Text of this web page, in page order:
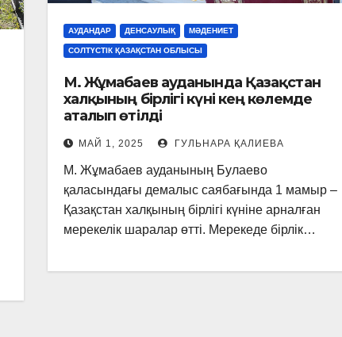
АУДАНДАР ДЕНСАУЛЫҚ МӘДЕНИЕТ
СОЛТҮСТІК ҚАЗАҚСТАН ОБЛЫСЫ
М. Жұмабаев ауданында Қазақстан
халқының бірлігі күні кең көлемде
аталып өтілді
МАЙ 1, 2025 ГУЛЬНАРА ҚАЛИЕВА
М. Жұмабаев ауданының Булаево
қаласындағы демалыс саябағында 1 мамыр –
Қазақстан халқының бірлігі күніне арналған
мерекелік шаралар өтті. Мерекеде бірлік…